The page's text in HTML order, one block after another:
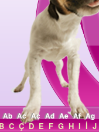
Ab Ac Aç Ad Ae Af Ag
C Ç D E F G H I İ J